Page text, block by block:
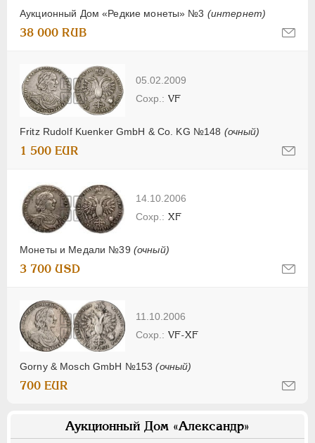
Аукционный Дом «Редкие монеты» №3 (интернет)
38 000 RUB
05.02.2009
Fritz Rudolf Kuenker GmbH & Co. KG №148 (очный)
VF
1 500 EUR
14.10.2006
Монеты и Медали №39 (очный)
XF
3 700 USD
11.10.2006
Gorny & Mosch GmbH №153(очный)
VF-XF
700 EUR
Аукционный Дом «Александр»